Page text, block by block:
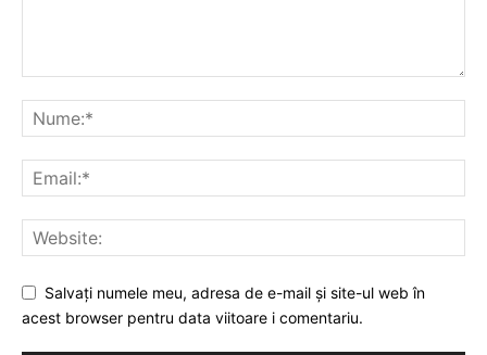
Salvați numele meu, adresa de e-mail și site-ul web în
acest browser pentru data viitoare i comentariu.